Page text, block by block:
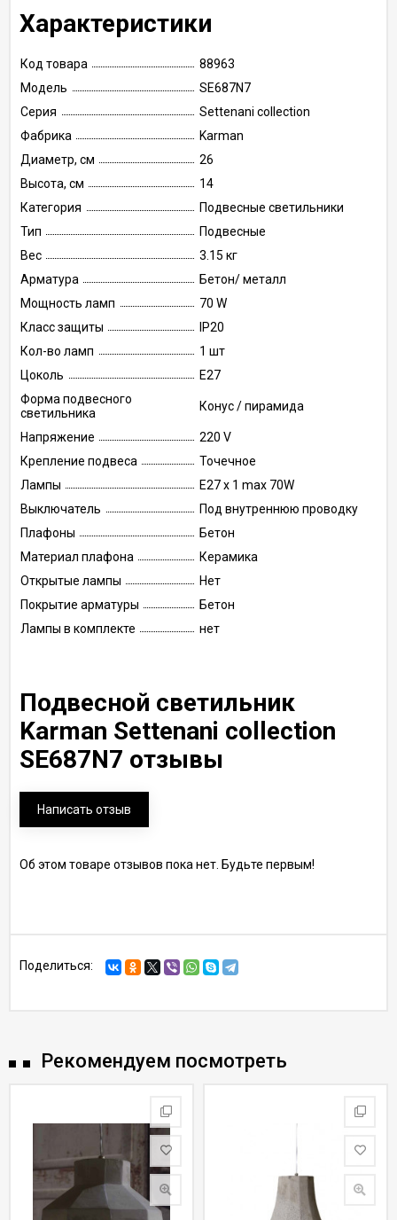
Характеристики
Код товара
88963
Модель
SE687N7
Серия
Settenani collection
Фабрика
Karman
Диаметр, см
26
Высота, см
14
Категория
Подвесные светильники
Тип
Подвесные
Вес
3.15 кг
Арматура
Бетон/ металл
Мощность ламп
70 W
Класс защиты
IP20
Кол-во ламп
1 шт
Цоколь
E27
Форма подвесного
светильника
Конус / пирамида
Напряжение
220 V
Крепление подвеса
Точечное
Лампы
E27 x 1 max 70W
Выключатель
Под внутреннюю проводку
Плафоны
Бетон
Материал плафона
Керамика
Открытые лампы
Нет
Покрытие арматуры
Бетон
Лампы в комплекте
нет
Подвесной светильник
Karman Settenani collection
SE687N7 отзывы
Написать отзыв
Об этом товаре отзывов пока нет. Будьте первым!
Поделиться:
Рекомендуем посмотреть